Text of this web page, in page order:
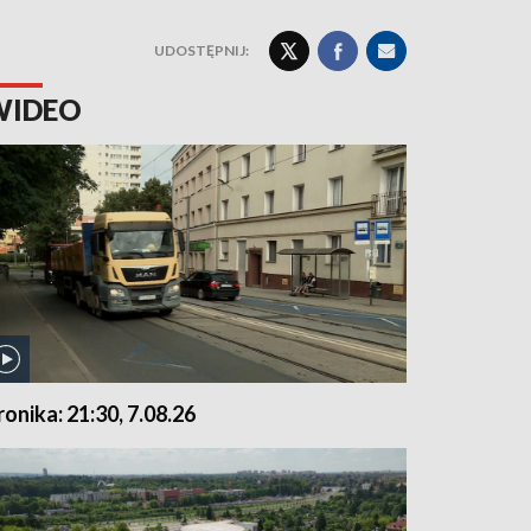
UDOSTĘPNIJ:
21:30, 7.08.26